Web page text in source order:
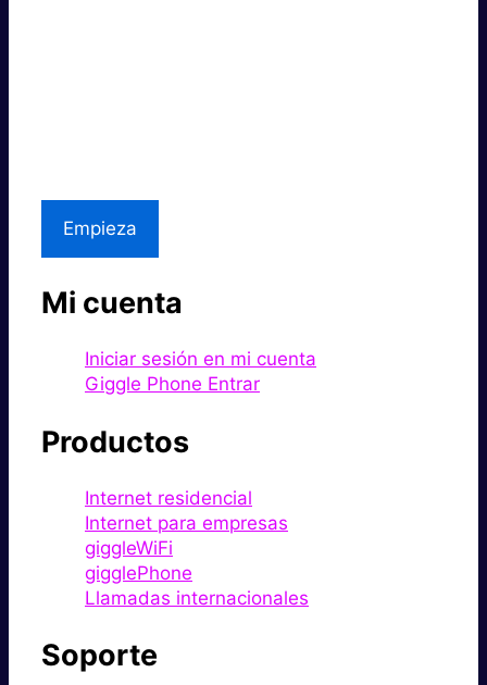
Empieza
Mi cuenta
Iniciar sesión en mi cuenta
Giggle Phone Entrar
Productos
Internet residencial
Internet para empresas
giggleWiFi
gigglePhone
Llamadas internacionales
Soporte